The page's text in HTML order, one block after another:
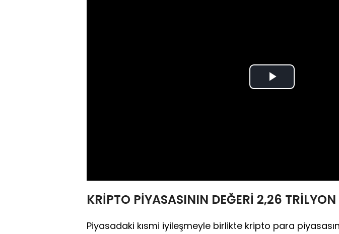
Play
KRİPTO PİYASASININ DEĞERİ 2,26
Piyasadaki kısmi iyileşmeyle birlikte kripto para